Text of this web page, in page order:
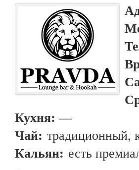
Кухня: —
Чай: традиционный,
Кальян: есть